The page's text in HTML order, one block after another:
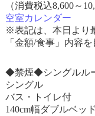
（消費税込8,600～
空室カレンダー
※表記は、本日より
「金額/食事」内容
◆禁煙◆シングルル
シングル
バス・トイレ付
140cm幅ダブルベッ